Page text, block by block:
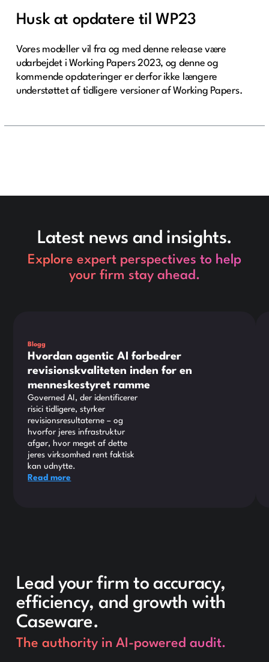
Husk at opdatere til WP23
Vores modeller vil fra og med denne release være
udarbejdet i Working Papers 2023, og denne og
kommende opdateringer er derfor ikke længere
understøttet af tidligere versioner af Working Papers.
Latest news and insights.
Explore expert perspectives to help
your firm stay ahead.
Blogg
Hvordan agentic AI forbedrer
revisionskvaliteten inden for en
menneskestyret ramme
Governed AI, der identificerer
risici tidligere, styrker
revisionsresultaterne – og
hvorfor jeres infrastruktur
afgør, hvor meget af dette
jeres virksomhed rent faktisk
kan udnytte.
Read more
Lead your firm to accuracy,
efficiency, and growth with
Caseware.
The authority in AI-powered audit.